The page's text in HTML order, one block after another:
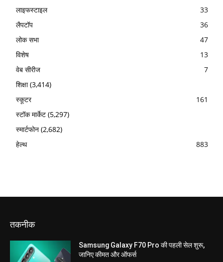
लाइफस्टाइल
33
लैपटॉप
36
लोक सभा
47
विशेष
13
वेब सीरीज
7
शिक्षा(3,414)
स्कूटर
161
स्टॉक मार्केट (5,297)
स्मार्टफोन (2,682)
हेल्थ
883
तकनीक
Samsung Galaxy F70 Pro की पहली सेल शुरू,
जानिए कीमत और ऑफर्स